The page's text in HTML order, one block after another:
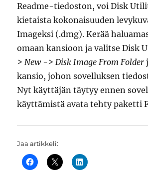
Readme-tiedoston, voi Disk
kietaista kokonaisuuden
Imageksi (.dmg). Kerää
omaan kansioon ja valitse Disk
> New -> Disk Image From Folder
kansio, johon sovelluksen
Nyt käyttäjän täytyy ennen
käyttämistä avata tehty paketti
Jaa artikkeli: